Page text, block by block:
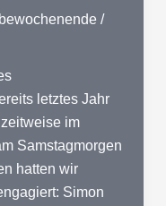
/
letztes Jahr
im
Samstagmorgen
hatten wir
Simon